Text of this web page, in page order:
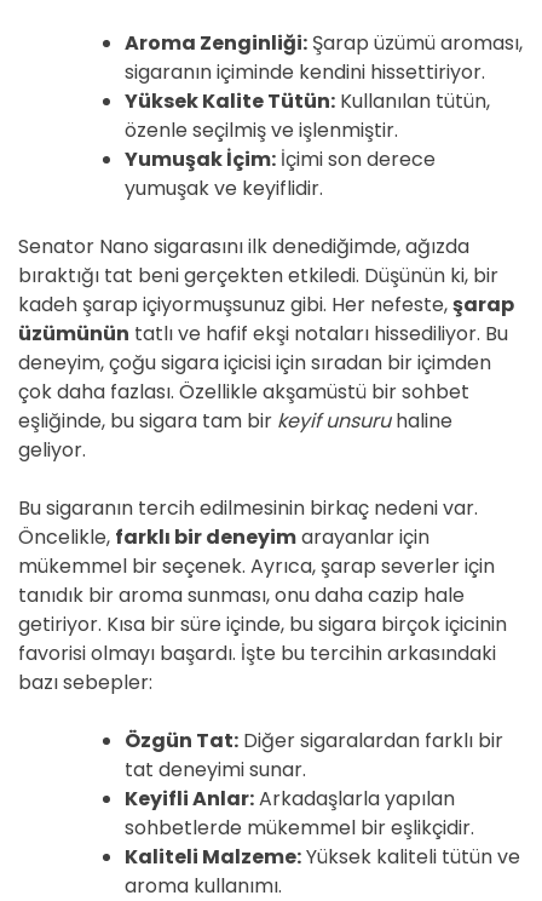
Aroma Zenginliği: Şarap üzümü aroması,
sigaranın içiminde kendini hissettiriyor.
Yüksek Kalite Tütün: Kullanılan tütün,
özenle seçilmiş ve işlenmiştir.
Yumuşak İçim: İçimi son derece
yumuşak ve keyiflidir.
Senator Nano sigarasını ilk denediğimde, ağızda
bıraktığı tat beni gerçekten etkiledi. Düşünün ki, bir
kadeh şarap içiyormuşsunuz gibi. Her nefeste,şarap
üzümünün tatlı ve hafif ekşi notaları hissediliyor. Bu
deneyim, çoğu sigara içicisi için sıradan bir içimden
çok daha fazlası. Özellikle akşamüstü bir sohbet
eşliğinde, bu sigara tam bir keyif unsuruhaline
geliyor.
Bu sigaranın tercih edilmesinin birkaç nedeni var.
Öncelikle, farklı bir deneyimarayanlar için
mükemmel bir seçenek. Ayrıca, şarap severler için
tanıdık bir aroma sunması, onu daha cazip hale
getiriyor. Kısa bir süre içinde, bu sigara birçok içicinin
favorisi olmayı başardı. İşte bu tercihin arkasındaki
bazı sebepler:
Özgün Tat: Diğer sigaralardan farklı bir
tat deneyimi sunar.
Keyifli Anlar:Arkadaşlarla yapılan
sohbetlerde mükemmel bir eşlikçidir.
Kaliteli Malzeme:Yüksek kaliteli tütün ve
aroma kullanımı.